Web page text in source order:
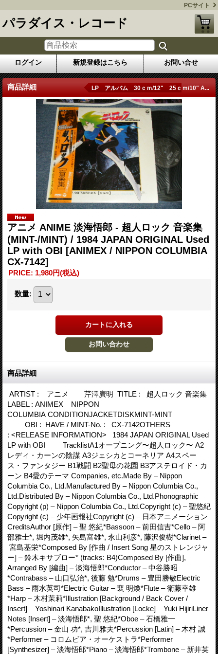
PCサイト
パラダイス・レコード
ログイン 新規登録はこちら お問い合せ
商品詳細 LP アルバム 30ｃｍ/12" 25ｃｍ/10" A...
アニメ ANIME 淡海悟郎 - 超人ロック 音楽集
(MINT-/MINT) / 1984 JAPAN ORIGINAL Used
LP with OBI [ANIMEX / NIPPON COLUMBIA
CX-7142]
PRICE: 1,980円(税込)
数量:
商品詳細
ARTIST : アニメ 芹澤廣明 TITLE : 超人ロック 音楽集
LABEL : ANIMEX NIPPON
COLUMBIA CONDITIONJACKETDISKMINT-MINT
OBI : HAVE / MINT-No. : CX-7142OTHERS
: <RELEASE INFORMATION> 1984 JAPAN ORIGINAL Used
LP with OBI TracklistA1オープニング〜超人ロック〜 A2
レディ・カーンの陰謀 A3ジェシカとコーネリア A4スペー
ス・ファンタジー B1戦闘 B2聖母の花園 B3アステロイド・カ
ーン B4愛のテーマ Companies, etc.Made By – Nippon
Columbia Co., Ltd.Manufactured By – Nippon Columbia Co.,
Ltd.Distributed By – Nippon Columbia Co., Ltd.Phonographic
Copyright (p) – Nippon Columbia Co., Ltd.Copyright (c) – 聖悠紀
Copyright (c) – 少年画報社Copyright (c) – 日本アニメーション
CreditsAuthor [原作] – 聖 悠紀*Bassoon – 前田信吉*Cello – 阿
部雅士*, 堀内茂雄*, 矢島富雄*, 永山利彦*, 藤沢俊樹*Clarinet –
宮島基栄*Composed By [作曲 / Insert Song 星のストレンジャ
ー] – 鈴木キサブロー* (tracks: B4)Composed By [作曲],
Arranged By [編曲] – 淡海悟郎*Conductor – 中谷勝昭
*Contrabass – 山口弘治*, 後藤 勉*Drums – 豊田勝敏Electric
Bass – 雨水英司*Electric Guitar – 裵 明煥*Flute – 衛藤幸雄
*Harp – 木村茉莉*Illustration [Background / Back Cover /
Insert] – Yoshinari KanabakoIllustration [Locke] – Yuki HijiriLiner
Notes [Insert] – 淡海悟郎*, 聖 悠紀*Oboe – 石橋雅一
*Percussion – 金山 功*, 吉川雅夫*Percussion [Latin] – 木村 誠
*Performer – コロムビア・オーケストラ*Performer
[Synthesizer] – 淡海悟郎*Piano – 淡海悟郎*Trombone – 新井英